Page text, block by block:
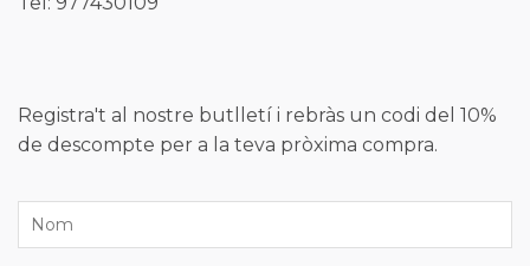
Registra't al nostre butlletí i rebràs un codi del 10%
de descompte per a la teva pròxima compra.